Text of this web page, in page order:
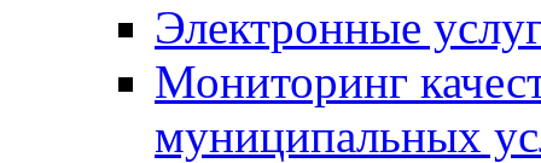
Электронные
Мониторинг
муниципальных